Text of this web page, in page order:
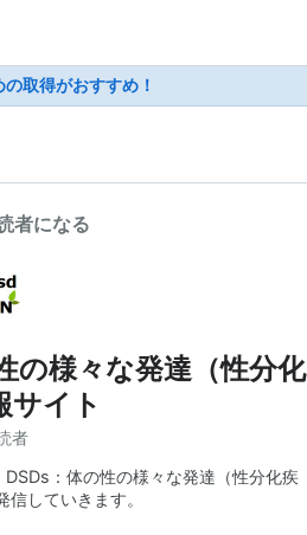
取得がおすすめ！
者になる
様々な発達（性分化
サイト
者
：体の性の様々な発達（性分化疾
していきます。